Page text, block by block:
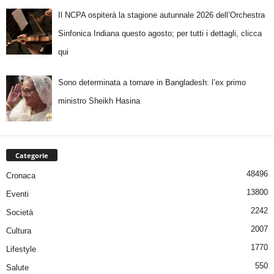
Il NCPA ospiterà la stagione autunnale 2026 dell’Orchestra
Sinfonica Indiana questo agosto; per tutti i dettagli, clicca
qui
Sono determinata a tornare in Bangladesh: l’ex primo
ministro Sheikh Hasina
Categorie
Cronaca 48496
Eventi 13800
Società 2242
Cultura 2007
Lifestyle 1770
Salute 550